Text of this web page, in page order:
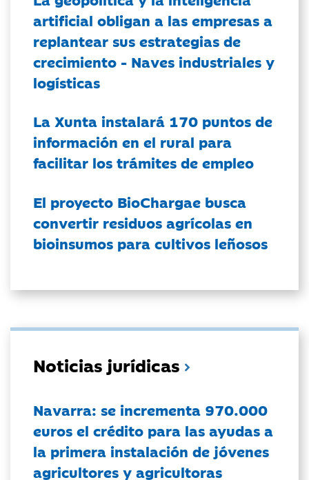
artificial obligan a las empresas a
replantear sus estrategias de
crecimiento - Naves industriales y
logísticas
La Xunta instalará 170 puntos de
información en el rural para
facilitar los trámites de empleo
El proyecto BioChargae busca
convertir residuos agrícolas en
bioinsumos para cultivos leñosos
Noticias jurídicas
Navarra: se incrementa 970.000
euros el crédito para las ayudas a
la primera instalación de jóvenes
agricultores y agricultoras